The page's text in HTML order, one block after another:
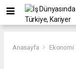
Anasayfa Ekonomi